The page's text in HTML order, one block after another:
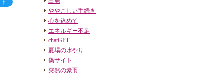
ややこしい手続き
心を込めて
エネルギー不足
chatGPT
夏場の水やり
偽サイト
突然の豪雨